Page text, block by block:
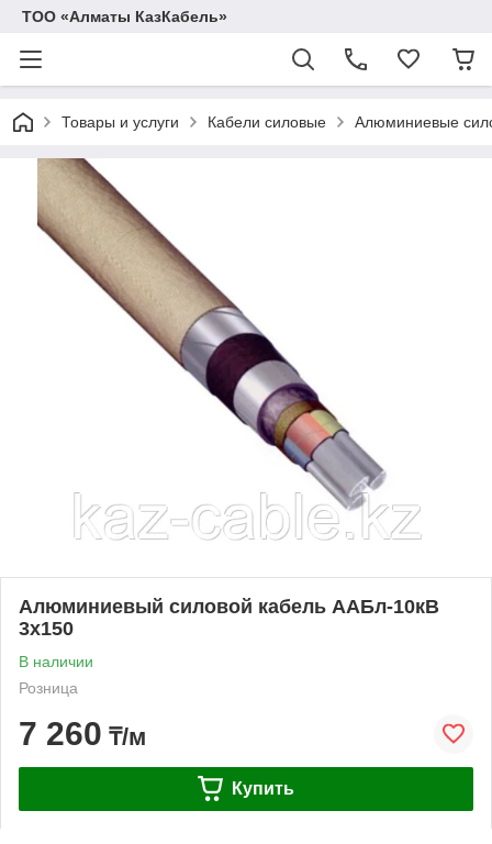
ТОО «Алматы КазКабель»
Товары и услуги Кабели силовые Алюминиевые
Алюминиевый силовой кабель ААБл-10кВ
3х150
В наличии
Розница
7 260 ₸/м
Купить